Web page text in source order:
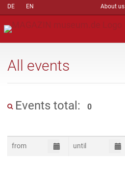
DE EN About us
All events
Events total: 0